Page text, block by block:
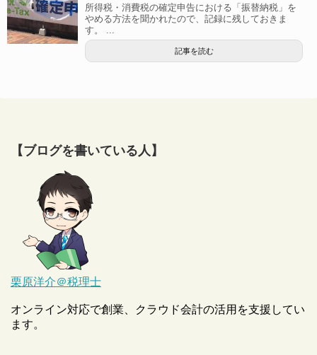
所得税・消費税の確定申告における「振替納税」を
やめる方法を聞かれたので、記録に残しておきま
す。 ...
記事を読む
【ブログを書いている人】
栗原洋介＠税理士
オンライン対応で創業、クラウド会計の活用を支援してい
ます。